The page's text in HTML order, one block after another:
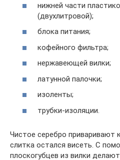
нижней части
(двухлитровой);
блока питания;
кофейного фильтра;
нержавеющей вилки;
латунной палочки;
изоленты;
трубки-изоляции.
Чистое серебро приваривают
слитка остался висеть. С
плоскогубцев из вилки